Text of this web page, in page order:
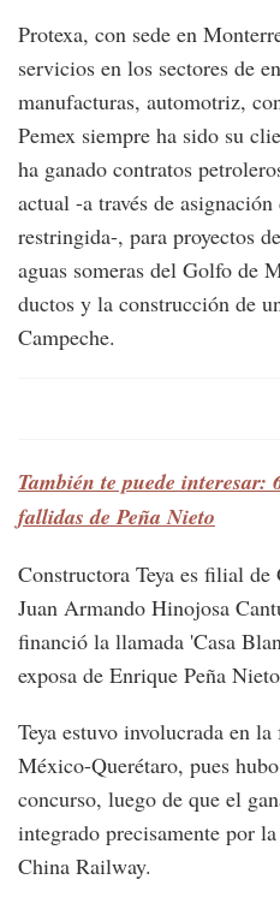
Protexa, con sede en
servicios en los sectores de
manufacturas, automotriz,
Pemex siempre ha sido su
ha ganado contratos
actual -a través de
restringida-, para proyectos
aguas someras del Golfo de
ductos y la construcción de
Campeche.
También te puede
fallidas de Peña Nieto
Constructora Teya es filial
Juan Armando Hinojosa
financió la llamada 'Casa
exposa de Enrique Peña
Teya estuvo involucrada en
México-Querétaro, pues
concurso, luego de que el
integrado precisamente por
China Railway.